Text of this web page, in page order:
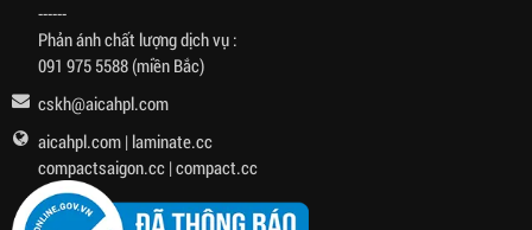
------
Phản ánh chất lượng dịch vụ :
091 975 5588 (miền Bắc)
cskh@aicahpl.com
aicahpl.com | laminate.cc
compactsaigon.cc |compact.cc